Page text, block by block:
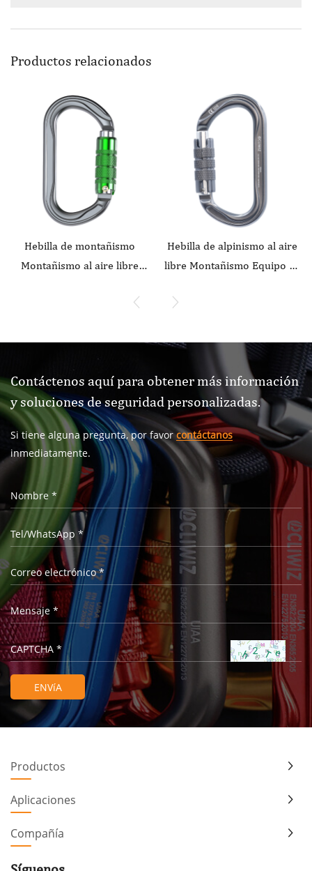
Productos relacionados
Hebilla de montañismo
Montañismo al aire libre
de seguridad aplanador en
desgaste Aleación de
aluminio Cerradura
principal automática de 3
etapas
Hebilla de alpinismo al aire
libre Montañismo Equipo de
forma de O Aleación de
aluminio Cerradura
principal automática de 2
etapas
Contáctenos aquí para obtener más información
y soluciones de seguridad personalizadas.
Si tiene alguna pregunta, por favor contáctanos
inmediatamente.
Productos
Aplicaciones
Compañía